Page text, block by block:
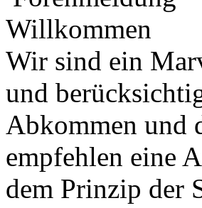
Willkommen
Wir sind ein
und
Abkommen und
empfehlen eine
dem Prinzip der